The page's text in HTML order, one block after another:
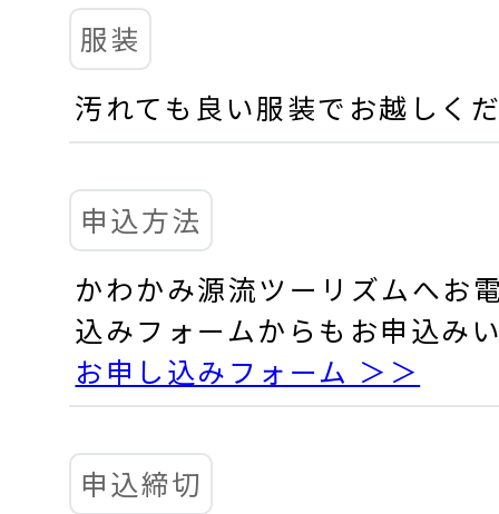
服装
汚れても良い服装でお越しく
申込方法
かわかみ源流ツーリズムへお
込みフォームからもお申込み
お申し込みフォーム ＞＞
申込締切